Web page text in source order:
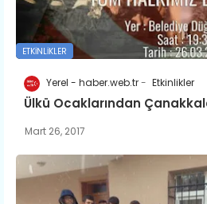
ETKINLIKLER
Yerel - haber.web.tr Etkinlikler
Ülkü Ocaklarından
Mart 26, 2017